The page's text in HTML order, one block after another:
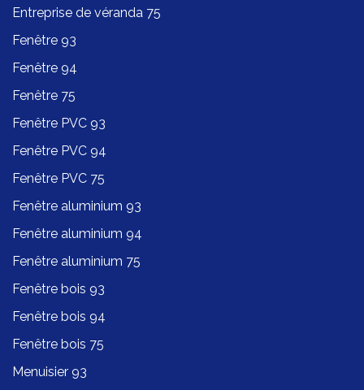
Entreprise de véranda 75
Fenêtre 93
Fenêtre 94
Fenêtre 75
Fenêtre PVC 93
Fenêtre PVC 94
Fenêtre PVC 75
Fenêtre aluminium 93
Fenêtre aluminium 94
Fenêtre aluminium 75
Fenêtre bois 93
Fenêtre bois 94
Fenêtre bois 75
Menuisier 93